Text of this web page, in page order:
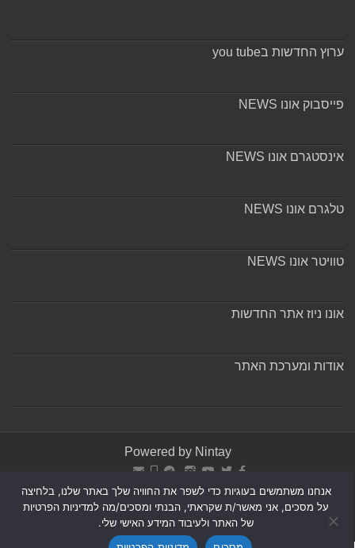
ערוץ החדשות בyou tube
פייסבוק אונו NEWS
אינסטגרם אונו NEWS
טלגרם אונו NEWS
טוויטר אונו NEWS
אונו ניוז אתר החדשות
אודות ומערכת האתר
Powered by Nintay
© כל הזכויות שמורות 2026, אונו-ניוז. הצהרת נגישות| חדשות
בת ים-חולון|חדשות רמת גן-גבעתיים|חדשות בקעת אונו|
תקנון אתר ומדיניות פרטיות |מדיניות תיקונים ושקיפות
אנחנו משתמשים בעוגיות כדי לשפר את החוויה שלך באתר שלנו, בלחיצה
על מסכים, אני מאשר/ת שקראתי, הבנתי ומסכים/מה למדיניות הפרטיות
של האתר ולעיבוד המידע האישי שלי.